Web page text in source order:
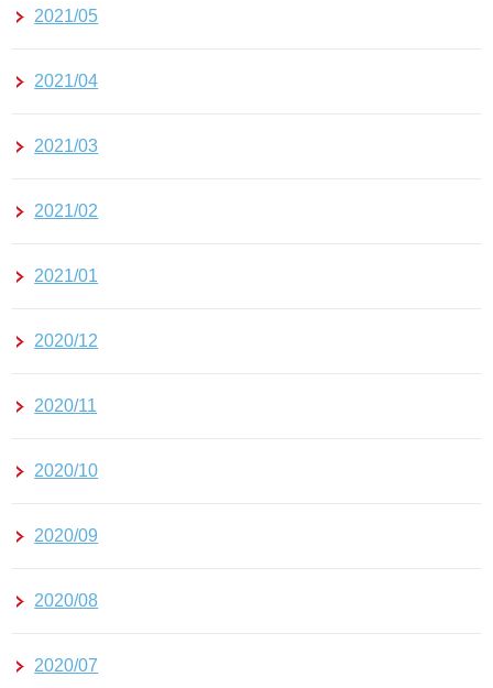
2021/05
2021/04
2021/03
2021/02
2021/01
2020/12
2020/11
2020/10
2020/09
2020/08
2020/07